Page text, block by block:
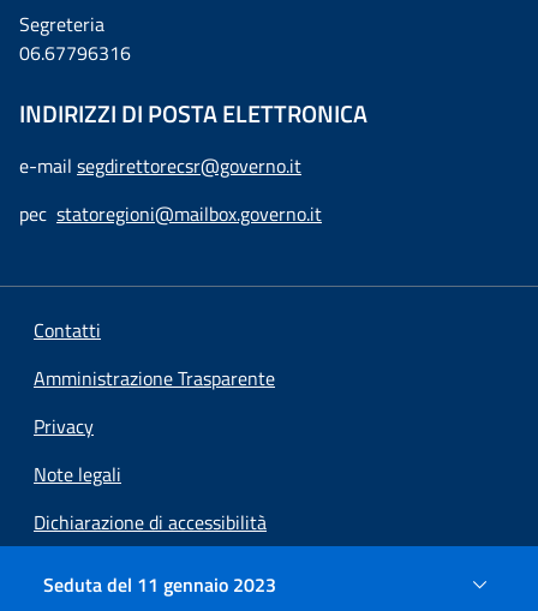
Seduta del 11 gennaio 2023
Segreteria
06.67796316
INDIRIZZI DI POSTA ELETTRONICA
e-mail segdirettorecsr@governo.it
pec statoregioni@mailbox.governo.it
Contatti
Amministrazione Trasparente
Privacy
Note legali
Dichiarazione di accessibilità
Preferenze cookie